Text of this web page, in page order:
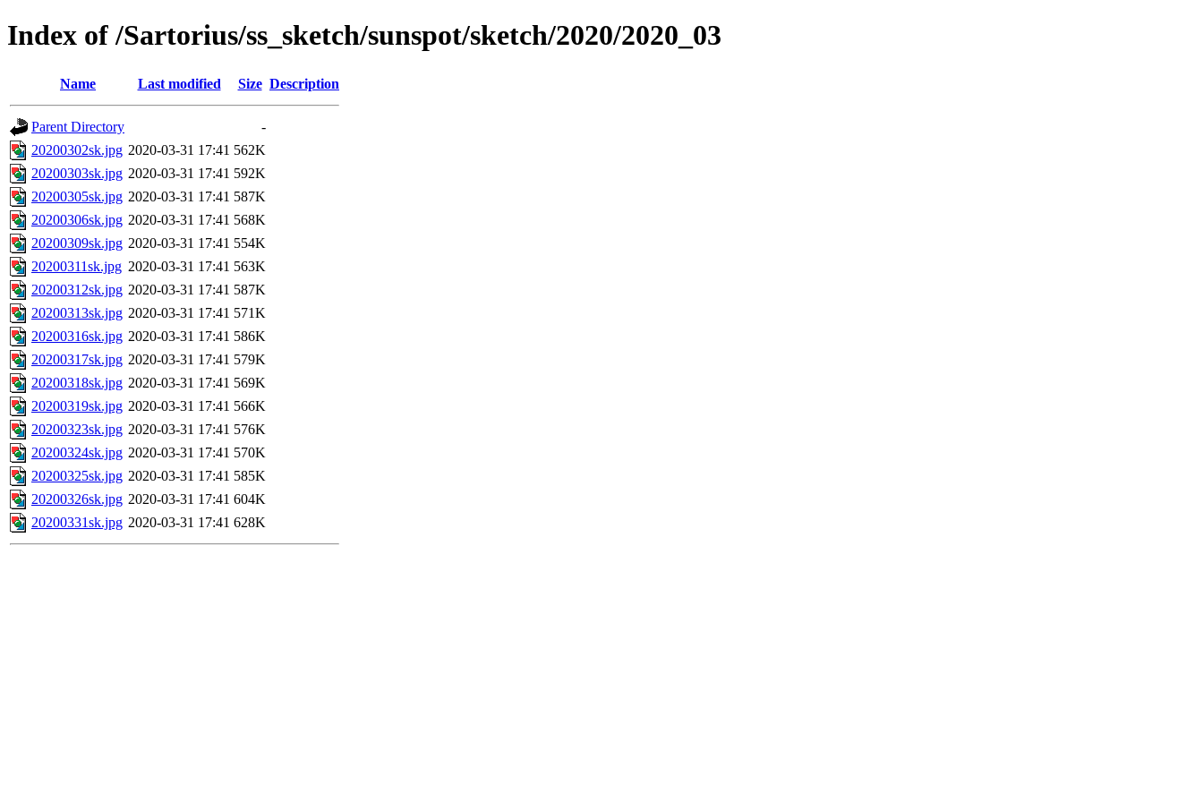
Index of /Sartorius/ss_sketch/sunspot/sketch/2020/2020_03
Name Last modified Size Description
Parent Directory
-
20200302sk.jpg 2020-03-31 17:41 562K
20200303sk.jpg 2020-03-31 17:41 592K
20200305sk.jpg 2020-03-31 17:41 587K
20200306sk.jpg 2020-03-31 17:41 568K
20200309sk.jpg 2020-03-31 17:41 554K
20200311sk.jpg 2020-03-31 17:41 563K
20200312sk.jpg 2020-03-31 17:41 587K
20200313sk.jpg 2020-03-31 17:41 571K
20200316sk.jpg 2020-03-31 17:41 586K
20200317sk.jpg 2020-03-31 17:41 579K
20200318sk.jpg 2020-03-31 17:41 569K
20200319sk.jpg 2020-03-31 17:41 566K
20200323sk.jpg 2020-03-31 17:41 576K
20200324sk.jpg 2020-03-31 17:41 570K
20200325sk.jpg 2020-03-31 17:41 585K
20200326sk.jpg 2020-03-31 17:41 604K
20200331sk.jpg 2020-03-31 17:41 628K